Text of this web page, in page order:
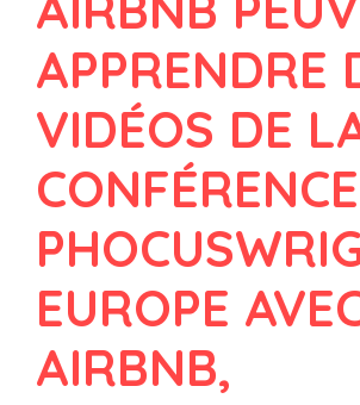
APPRENDRE
VIDÉOS DE
CONFÉRENCE
EUROPE
AIRBNB,